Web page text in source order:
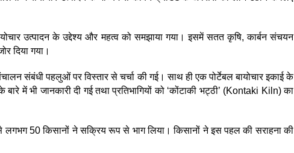
उत्पादन के उद्देश्य और महत्व को समझाया गया। इसमें सतत कृषि, कार्बन संचयन
दिया गया।
संबंधी पहलुओं पर विस्तार से चर्चा की गई। साथ ही एक पोर्टेबल बायोचार इकाई के
में भी जानकारी दी गई तथा प्रतिभागियों को ‘कोंटाकी भट्ठी’ (Kontaki Kiln) का
50 किसानों ने सक्रिय रूप से भाग लिया। किसानों ने इस पहल की सराहना की